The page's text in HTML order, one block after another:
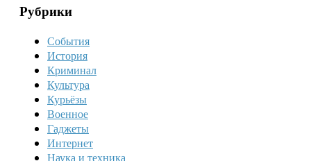
Рубрики
События
История
Криминал
Культура
Курьёзы
Военное
Гаджеты
Интернет
Наука и техника